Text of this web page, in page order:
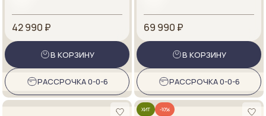
42 990 ₽
В КОРЗИНУ
РАССРОЧКА 0-0-6
69 990 ₽
В КОРЗИНУ
РАССРОЧКА 0-0-6
ХИТ -10%